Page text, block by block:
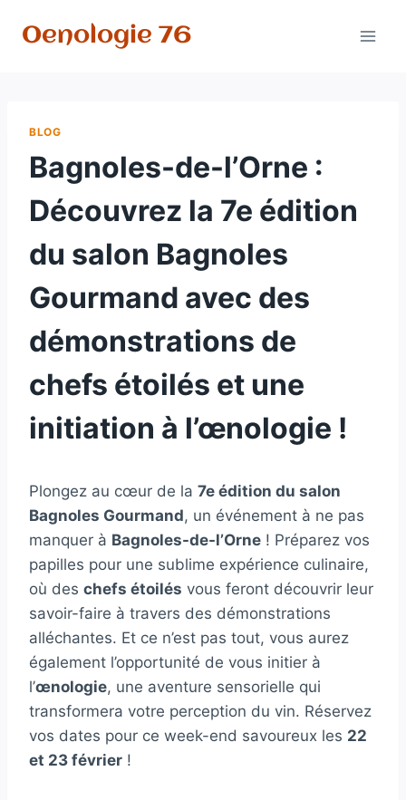
Oenologie 76
BLOG
Bagnoles-de-l’Orne :
Découvrez la 7e édition
du salon Bagnoles
Gourmand avec des
démonstrations de
chefs étoilés et une
initiation à l’œnologie !
Plongez au cœur de la 7e édition du salon
Bagnoles Gourmand, un événement à ne pas
manquer à Bagnoles-de-l’Orne ! Préparez vos
papilles pour une sublime expérience culinaire,
où des chefs étoilés vous feront découvrir leur
savoir-faire à travers des démonstrations
alléchantes. Et ce n’est pas tout, vous aurez
également l’opportunité de vous initier à
l’œnologie, une aventure sensorielle qui
transformera votre perception du vin. Réservez
vos dates pour ce week-end savoureux les 22
et 23 février !